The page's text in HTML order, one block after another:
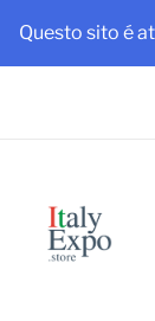
Questo sito é